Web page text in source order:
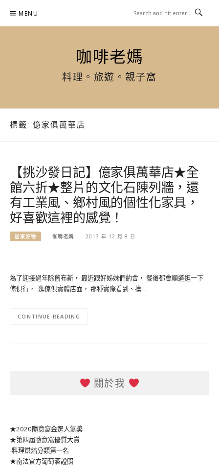
content
MENU
咖啡老媽
料理。旅遊。親子窩
標籤: 億家俱萬華店
【挑沙發日記】億家俱萬華店★全
館六折★整片的文化石陳列牆，還
有工業風、鄉村風的個性化家具，
好喜歡這裡的感覺！
居家好物 咖啡老媽 2017 年 12 月 8 日
為了迎接過年除舊布新， 最近跟好姊妹們約會， 餐後都會順道逛一下
傢俱行， 逛傢俱實體店面， 那種實際看到、摸…
CONTINUE READING
關於我
★2020隨意窩金選人氣獎
★第四屆隨意窩優質大賞
-料理烘焙分類第一名
★南法官方葡萄酒證照